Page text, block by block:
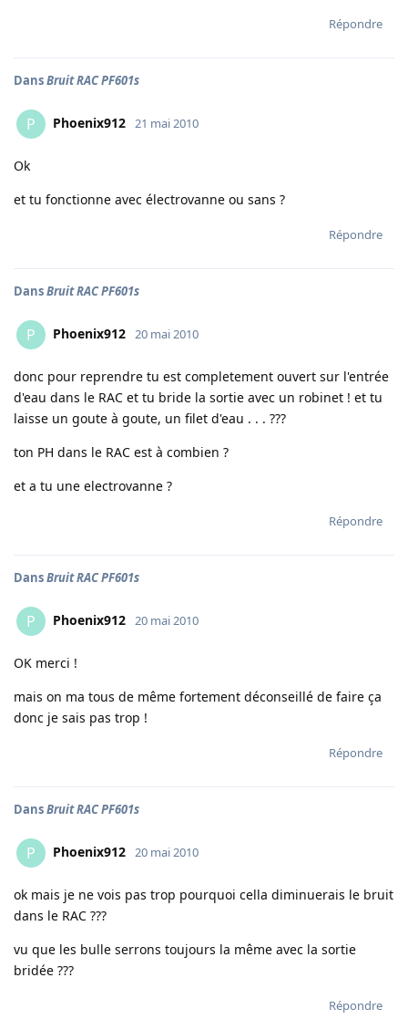
Répondre
DansBruit RAC PF601s
P Phoenix912 21 mai 2010
Ok
et tu fonctionne avec électrovanne ou sans ?
Répondre
DansBruit RAC PF601s
P Phoenix912 20 mai 2010
donc pour reprendre tu est completement ouvert sur l'entrée
d'eau dans le RAC et tu bride la sortie avec un robinet ! et tu
laisse un goute à goute, un filet d'eau . . . ???
ton PH dans le RAC est à combien ?
et a tu une electrovanne ?
Répondre
DansBruit RAC PF601s
P Phoenix912 20 mai 2010
OK merci !
mais on ma tous de même fortement déconseillé de faire ça
donc je sais pas trop !
Répondre
DansBruit RAC PF601s
P Phoenix912 20 mai 2010
ok mais je ne vois pas trop pourquoi cella diminuerais le bruit
dans le RAC ???
vu que les bulle serrons toujours la même avec la sortie
bridée ???
Répondre